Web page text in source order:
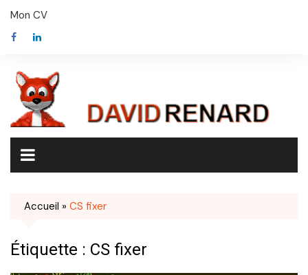
Skip
content
Mon CV
Accueil » CS fixer
Étiquette : CS fixer